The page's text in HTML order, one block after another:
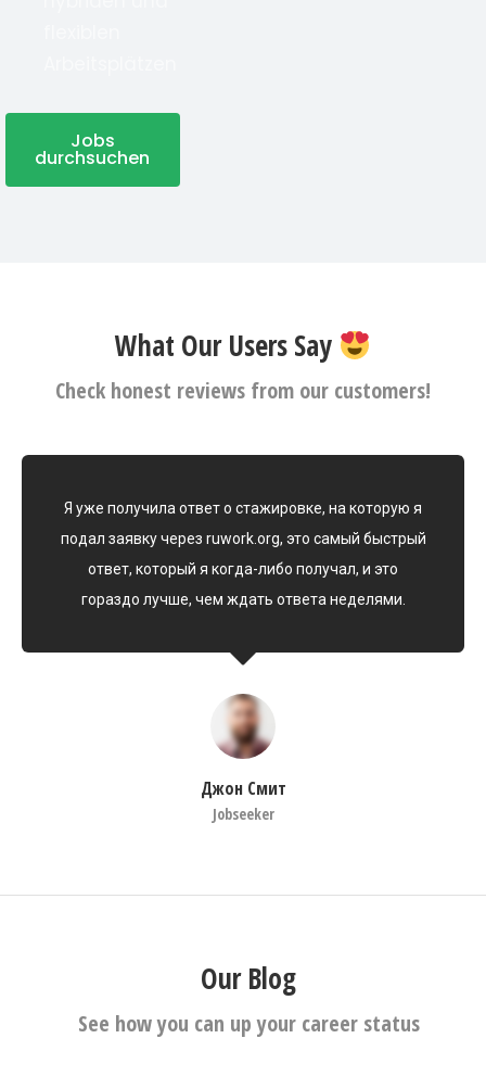
Jobs
durchsuchen
What Our Users Say
Check honest reviews from our customers!
Я уже получила ответ о стажировке, на которую я
подал заявку через ruwork.org, это самый быстрый
ответ, который я когда-либо получал, и это
гораздо лучше, чем ждать ответа неделями.
Джон Смит
Jobseeker
Our Blog
See how you can up your career status